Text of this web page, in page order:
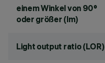
einem Winkel von 90°
oder größer (lm)
Light output ratio (LOR)